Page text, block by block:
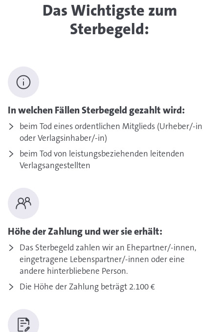
Das Wichtigste zum
Sterbegeld:
In welchen Fällen Sterbegeld gezahlt wird:
beim Tod eines ordentlichen Mitglieds (Urheber/-in
oder Verlagsinhaber/-in)
beim Tod von leistungsbeziehenden leitenden
Verlagsangestellten
Höhe der Zahlung und wer sie erhält:
Das Sterbegeld zahlen wir an Ehepartner/-innen,
eingetragene Lebenspartner/-innen oder eine
andere hinterbliebene Person.
Die Höhe der Zahlung beträgt 2.100 €